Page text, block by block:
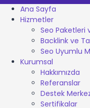
Ana Sayfa
Hizmetler
Seo Paketleri
Backlink ve
Seo Uyumlu
Kurumsal
Hakkımızda
Referanslar
Destek
Sertifikalar